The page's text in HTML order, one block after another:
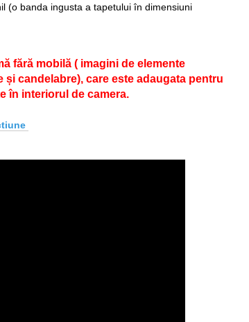
(o banda ingusta a tapetului în dimensiuni
fără mobilă ( imagini de elemente
candelabre), care este adaugata pentru
în interiorul de camera.